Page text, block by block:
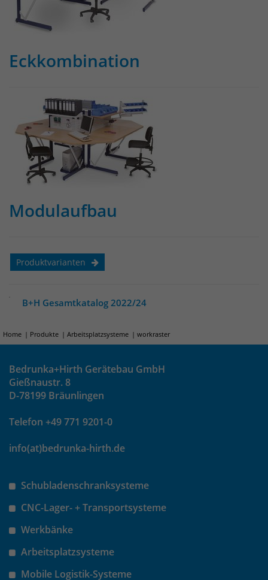
Eckkombination
Modulaufbau
Produktvarianten
B+H Gesamtkatalog 2022/24
Home Produkte Arbeitsplatzsysteme workraster
Bedrunka+Hirth Gerätebau GmbH
Gießnaustr. 8
D-78199 Bräunlingen
Telefon +49 771 9201-0
info(at)bedrunka-hirth.de
Schubladenschranksysteme
CNC-Lager- + Transportsysteme
Werkbänke
Arbeitsplatzsysteme
Mobile Logistik-Systeme